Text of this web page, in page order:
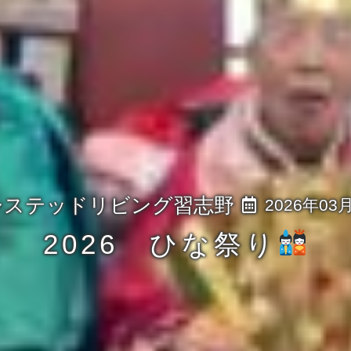
2026年03
2026 ひな祭り